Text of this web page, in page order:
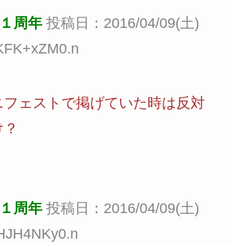
周年 投稿日：2016/04/09(土)
ェストで掲げていた時は反対
周年 投稿日：2016/04/09(土)